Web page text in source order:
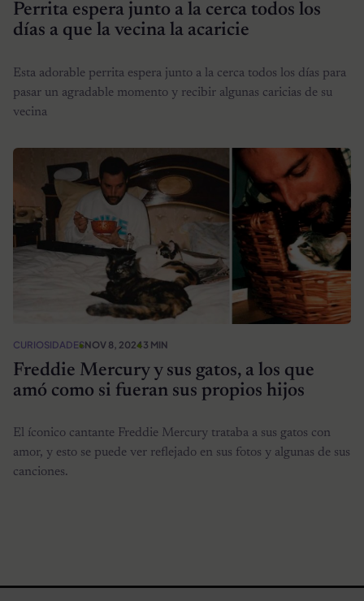
Perrita espera junto a la cerca todos los
días a que la vecina la acaricie
Esta adorable perrita espera junto a la cerca todos los días para
pasar un agradable momento y recibir algunas caricias de su
vecina
CURIOSIDADESNOV 8, 20243 MIN
Freddie Mercury y sus gatos, a los que
amó como si fueran sus propios hijos
El íconico cantante Freddie Mercury trataba a sus gatos con
amor, y esto se puede ver reflejado en sus fotos y algunas de sus
canciones.